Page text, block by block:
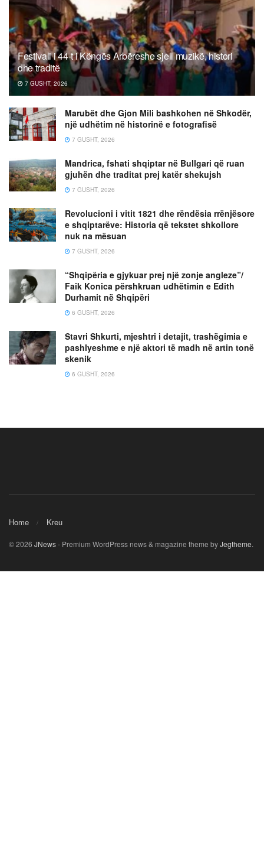
Festivali i 44-t i Këngës Arbëreshe sjell muzikë, histori
dhe traditë
7 GUSHT, 2026
Marubët dhe Gjon Mili bashkohen në Shkodër,
një udhëtim në historinë e fotografisë
7 GUSHT, 2026
Mandrica, fshati shqiptar në Bullgari që ruan
gjuhën dhe traditat prej katër shekujsh
7 GUSHT, 2026
Revolucioni i vitit 1821 dhe rëndësia rrënjësore
e shqiptarëve: Historia që tekstet shkollore
nuk na mësuan
7 GUSHT, 2026
“Shqipëria e gjykuar prej një zonje angleze”/
Faik Konica përshkruan udhëtimin e Edith
Durhamit në Shqipëri
6 GUSHT, 2026
Stavri Shkurti, mjeshtri i detajit, trashëgimia e
pashlyeshme e një aktori të madh në artin tonë
skenik
6 GUSHT, 2026
Home Kreu
© 2026 JNews- Premium WordPress news & magazine theme byJegtheme.